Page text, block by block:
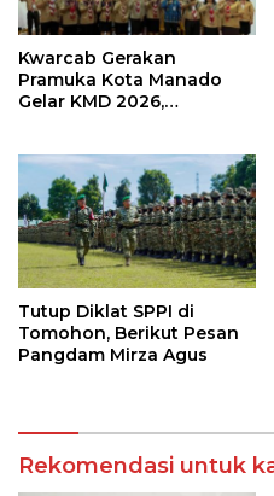
Kwarcab Gerakan
Pramuka Kota Manado
Gelar KMD 2026,
Pramuka
Tutup Diklat SPPI di
Tomohon, Berikut Pesan
Pangdam Mirza Agus
Rekomendasi untuk